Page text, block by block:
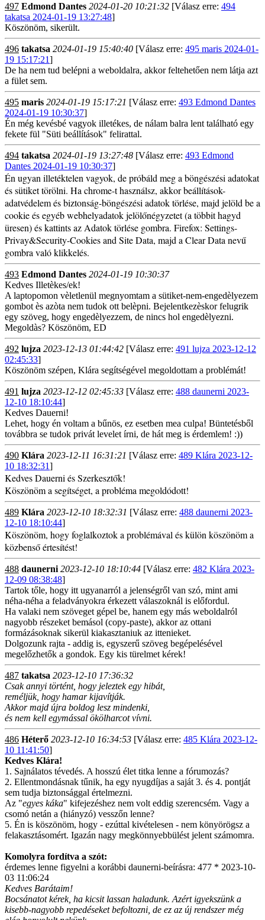
497 Edmond Dantes 2024-01-20 10:21:32 [Válasz erre: 494
takatsa 2024-01-19 13:27:48]
Köszönöm, sikerült.
496 takatsa 2024-01-19 15:40:40 [Válasz erre: 495 maris 2024-01-
19 15:17:21]
De ha nem tud belépni a weboldalra, akkor feltehetően nem látja azt
a fület sem.
495 maris 2024-01-19 15:17:21 [Válasz erre: 493 Edmond Dantes
2024-01-19 10:30:37]
Én még kevésbé vagyok illetékes, de nálam balra lent található egy
fekete fül "Süti beállítások" felirattal.
494 takatsa 2024-01-19 13:27:48 [Válasz erre: 493 Edmond
Dantes 2024-01-19 10:30:37]
Én ugyan illetéktelen vagyok, de próbáld meg a böngészési adatokat
és sütiket törölni. Ha chrome-t használsz, akkor beállítások-
adatvédelem és biztonság-böngészési adatok törlése, majd jelöld be a
cookie és egyéb webhelyadatok jelölőnégyzetet (a többit hagyd
üresen) és kattints az Adatok törlése gombra. Firefox: Settings-
Privay&Security-Cookies and Site Data, majd a Clear Data nevű
gombra való klikkelés.
493 Edmond Dantes 2024-01-19 10:30:37
Kedves Illetèkes/ek!
A laptopomon vèletlenül megnyomtam a sütiket-nem-engedèlyezem
gombot ès azòta nem tudok ott belèpni. Bejelentkezèskor felugrik
egy szöveg, hogy engedèlyezzem, de nincs hol engedèlyezni.
Megoldàs? Köszönöm, ED
492 lujza 2023-12-13 01:44:42 [Válasz erre: 491 lujza 2023-12-12
02:45:33]
Köszönöm szépen, Klára segítségével megoldottam a problémát!
491 lujza 2023-12-12 02:45:33 [Válasz erre: 488 daunerni 2023-
12-10 18:10:44]
Kedves Dauerni!
Lehet, hogy én voltam a bűnös, ez esetben mea culpa! Büntetésből
továbbra se tudok privát levelet írni, de hát meg is érdemlem! :))
490 Klára 2023-12-11 16:31:21 [Válasz erre: 489 Klára 2023-12-
10 18:32:31]
Kedves Dauerni és Szerkesztők!
Köszönöm a segítséget, a probléma megoldódott!
489 Klára 2023-12-10 18:32:31 [Válasz erre: 488 daunerni 2023-
12-10 18:10:44]
Köszönöm, hogy foglalkoztok a problémával és külön köszönöm a
közbenső értesítést!
488 daunerni 2023-12-10 18:10:44 [Válasz erre: 482 Klára 2023-
12-09 08:38:48]
Tartok tőle, hogy itt ugyanarról a jelenségről van szó, mint ami
néha-néha a feladványokra érkezett válaszoknál is előfordul.
Ha valaki nem szöveget gépel be, hanem egy más weboldalról
nagyobb részeket bemásol (copy-paste), akkor az ottani
formázásoknak sikerül kiakasztaniuk az ittenieket.
Dolgozunk rajta - addig is, egyszerű szöveg begépelésével
megelőzhetők a gondok. Egy kis türelmet kérek!
487 takatsa 2023-12-10 17:36:32
Csak annyi történt, hogy jeleztek egy hibát,
reméljük, hogy hamar kijavítják.
Akkor majd újra boldog lesz mindenki,
és nem kell egymással ökölharcot vívni.
486 Héterő 2023-12-10 16:34:53 [Válasz erre: 485 Klára 2023-12-
10 11:41:50]
Kedves Klára!
1. Sajnálatos tévedés. A hosszú élet titka lenne a fórumozás?
2. Ellentmondásnak tűnik, ha egy nyugdíjas a saját 3. és 4. pontját
sem tudja biztonsággal értelmezni.
Az "egyes káka" kifejezéshez nem volt eddig szerencsém. Vagy a
csomó netán a (hiányzó) vesszőn lenne?
5. Én is köszönöm, hogy - ezúttal kivételesen - nem könyörögsz a
felakasztásomért. Igazán nagy megkönnyebbülést jelent számomra.
Komolyra fordítva a szót:
érdemes lenne figyelni a korábbi daunerni-beírásra: 477 * 2023-10-
03 11:06:24
Kedves Barátaim!
Bocsánatot kérek, ha kicsit lassan haladunk. Azért igyekszünk a
kisebb-nagyobb repedéseket befoltozni, de ez az új rendszer még